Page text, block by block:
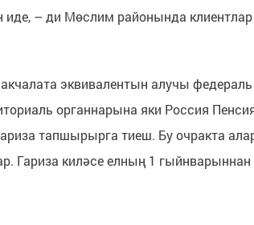
иде, – ди Мөслим районында кли­ентлар
эквивален­тын алучы федераль
органнарына яки Россия
тапшырырга тиеш. Бу очракта
Гариза киләсе елның 1 гыйнварын­нан